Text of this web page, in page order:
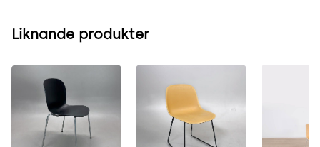
Liknande produkter